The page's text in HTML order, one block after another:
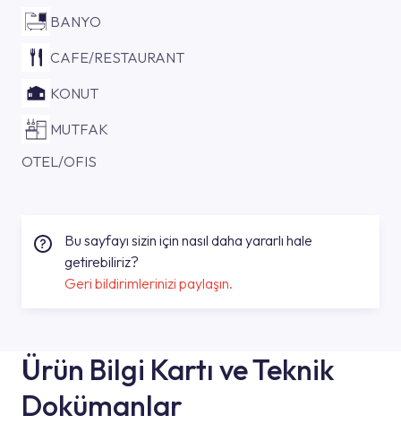
BANYO
CAFE/RESTAURANT
KONUT
MUTFAK
OTEL/OFIS
Bu sayfayı sizin için nasıl daha yararlı hale
getirebiliriz?
Geri bildirimlerinizi paylaşın.
Ürün Bilgi Kartı ve Teknik
Dokümanlar